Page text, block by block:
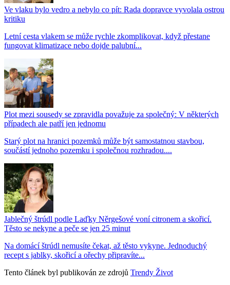
Ve vlaku bylo vedro a nebylo co pít: Rada dopravce vyvolala ostrou
kritiku
Letní cesta vlakem se může rychle zkomplikovat, když přestane
fungovat klimatizace nebo dojde palubní...
Plot mezi sousedy se zpravidla považuje za společný: V některých
případech ale patří jen jednomu
Starý plot na hranici pozemků může být samostatnou stavbou,
součástí jednoho pozemku i společnou rozhradou....
Jablečný štrúdl podle Laďky Něrgešové voní citronem a skořicí.
Těsto se nekyne a peče se jen 25 minut
Na domácí štrúdl nemusíte čekat, až těsto vykyne. Jednoduchý
recept s jablky, skořicí a ořechy připravíte...
Tento článek byl publikován ze zdrojů Trendy Život